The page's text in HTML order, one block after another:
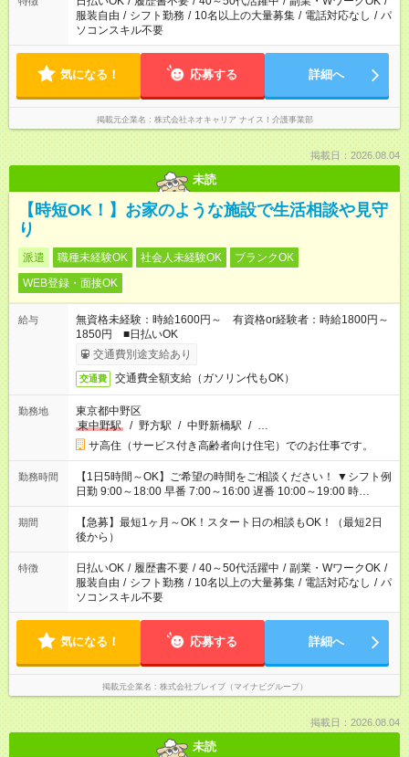
服装自由 / シフト勤務 / 10名以上の大量募集 / 電話対応なし / パ
ソコンスキル不要
気になる！ 応募する 詳細へ
掲載元企業名 株式会社ネオキャリア ナイス！介護事業部
掲載日：2026.08.04
未読
【時短OK！】お家のような施設で生活相談や見守
り
派遣 職種未経験OK 社会人未経験OK
ブランクOK
WEB登録・面接OK
給与
無資格未経験：時給1600円～ 有資格or経験者：時給1800円～
1850円 ■日払いOK
交通費別途支給あり
交通費 交通費全額支給（ガソリン代もOK）
勤務地
東京都中野区
東中野駅
/ 野方駅 / 中野新橋駅 / …
サ高住（サービス付き高齢者向け住宅）でのお仕事です。
勤務時間
【1日5時間～OK】ご希望の時間をご相談ください！ ▼シフト例
日勤 9:00～18:00 早番 7:00～16:00 遅番 10:00～19:00 時
短 10:00～15:00 上記はあくまで一例です。 「夕方までには帰宅
しておきたい」 「朝はゆっくりのスタートがいい」 「お昼の時
間を有効に使いたい」 など、ご希望があれば教えてください
ね。
期間
【急募】最短1ヶ月～OK！スタート日の相談もOK！（最短2日
後から）
特徴 日払いOK / 履歴書不要 / 40～50代活躍中 / 副業・WワークOK /
服装自由 / シフト勤務 / 10名以上の大量募集 / 電話対応なし / パ
ソコンスキル不要
気になる！ 応募する 詳細へ
掲載元企業名 株式会社ブレイブ（マイナビグループ）
掲載日：2026.08.04
未読